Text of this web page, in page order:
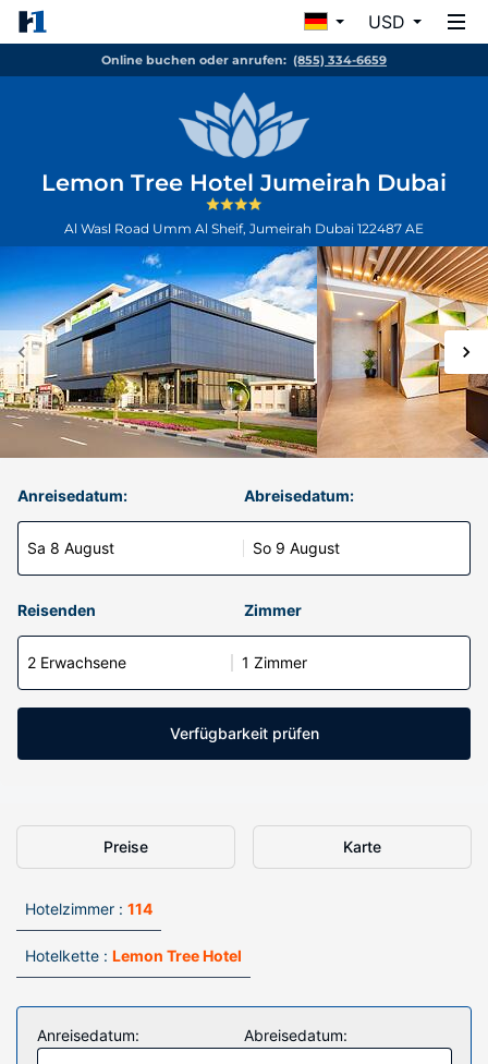
USD
Online buchen oder anrufen: (855) 334-6659
Lemon Tree Hotel Jumeirah Dubai
Al Wasl Road Umm Al Sheif, Jumeirah Dubai 122487 AE
Anreisedatum:
Sa 8 August
Abreisedatum:
So 9 August
Reisenden Zimmer
2 Erwachsene 1 Zimmer
Verfügbarkeit prüfen
Preise Karte
Hotelzimmer : 114
Hotelkette : Lemon Tree Hotel
Anreisedatum: Abreisedatum: